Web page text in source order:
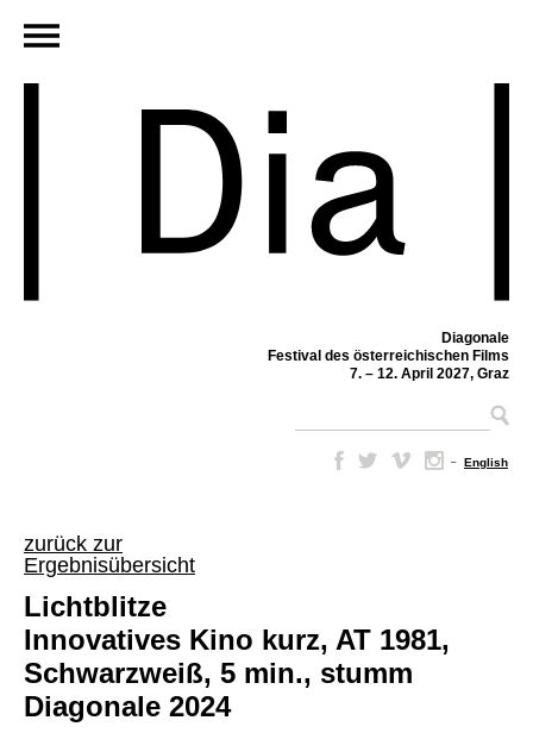
Diagonale
Festival des österreichischen Films
7. – 12. April 2027, Graz
– English
zurück zur
Ergebnisübersicht
Lichtblitze
Innovatives Kino kurz, AT 1981,
Schwarzweiß, 5 min., stumm
Diagonale 2024